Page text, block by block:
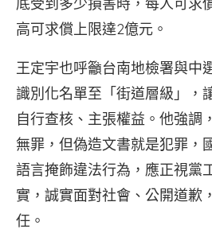
高可求償上限達2億元。
王定宇也呼籲台南地檢署與中
識別化名單至「街道層級」，
自行查核、主張權益。他強調
無罪，但偽造文書就是犯罪，
語言掩飾違法行為，應正視黨
實，誠實面對社會、公開道歉
任。